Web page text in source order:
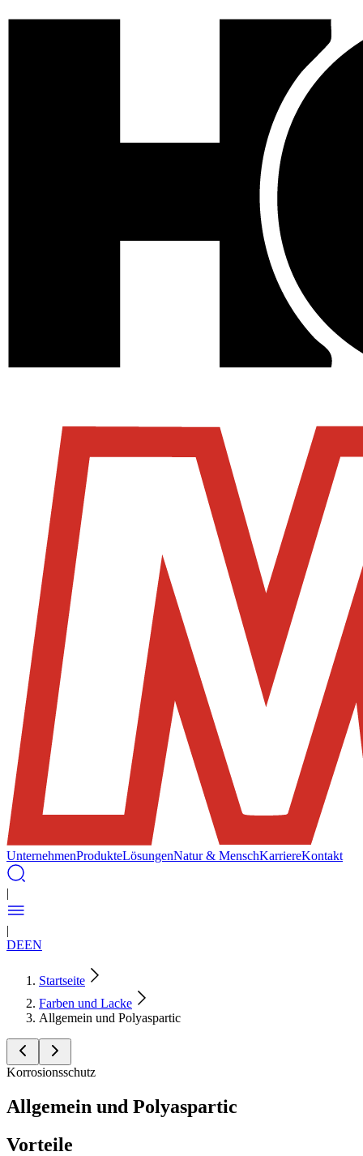
UnternehmenProdukteLösungenNatur & MenschKarriereKontakt
|
|
DEEN
Startseite
Farben und Lacke
Allgemein und Polyaspartic
Korrosionsschutz
Allgemein und Polyaspartic
Vorteile